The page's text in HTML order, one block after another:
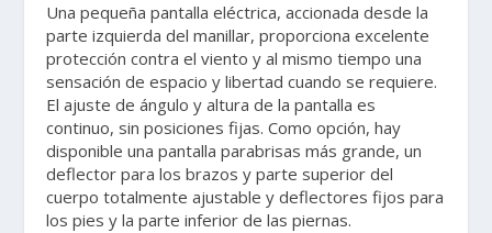
Una pequeña pantalla eléctrica, accionada desde la
parte izquierda del manillar, proporciona excelente
protección contra el viento y al mismo tiempo una
sensación de espacio y libertad cuando se requiere.
El ajuste de ángulo y altura de la pantalla es
continuo, sin posiciones fijas. Como opción, hay
disponible una pantalla parabrisas más grande, un
deflector para los brazos y parte superior del
cuerpo totalmente ajustable y deflectores fijos para
los pies y la parte inferior de las piernas.